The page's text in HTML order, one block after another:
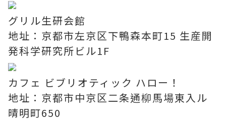
グリル生研会館
地址：京都市左京区下鴨森本町15 生産開
発科学研究所ビル1F
カフェ ビブリオティック ハロー！
地址：京都市中京区二条通柳馬場東入ル
晴明町650